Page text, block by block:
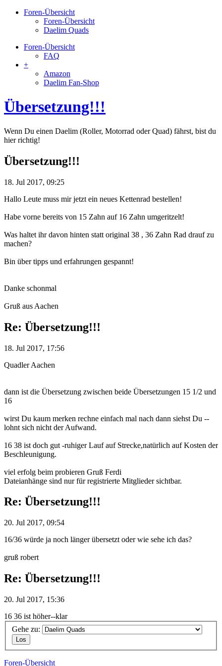
Foren-Übersicht
Foren-Übersicht
Daelim Quads
Foren-Übersicht
FAQ
+
Amazon
Daelim Fan-Shop
Übersetzung!!!
Wenn Du einen Daelim (Roller, Motorrad oder Quad) fährst, bist du
hier richtig!
Übersetzung!!!
18. Jul 2017, 09:25
Hallo Leute muss mir jetzt ein neues Kettenrad bestellen!
Habe vorne bereits von 15 Zahn auf 16 Zahn umgeritzelt!
Was haltet ihr davon hinten statt original 38 , 36 Zahn Rad drauf zu
machen?
Bin über tipps und erfahrungen gespannt!
Danke schonmal
Gruß aus Aachen
Re: Übersetzung!!!
18. Jul 2017, 17:56
Quadler Aachen
dann ist die Übersetzung zwischen beide Übersetzungen 15 1/2 und
16
wirst Du kaum merken rechne einfach mal nach dann siehst Du --
lohnt sich nicht der Aufwand.
16 38 ist doch gut -ruhiger Lauf auf Strecke,natürlich auf Kosten der
Beschleunigung.
viel erfolg beim probieren Gruß Ferdi
Dateianhänge sind nur für registrierte Mitglieder sichtbar.
Re: Übersetzung!!!
20. Jul 2017, 09:54
16/36 würde ja noch länger übersetzt oder wie sehe ich das?
gruß robert
Re: Übersetzung!!!
20. Jul 2017, 15:36
16 36 ist höher--klar
Gehe zu:
Foren-Übersicht